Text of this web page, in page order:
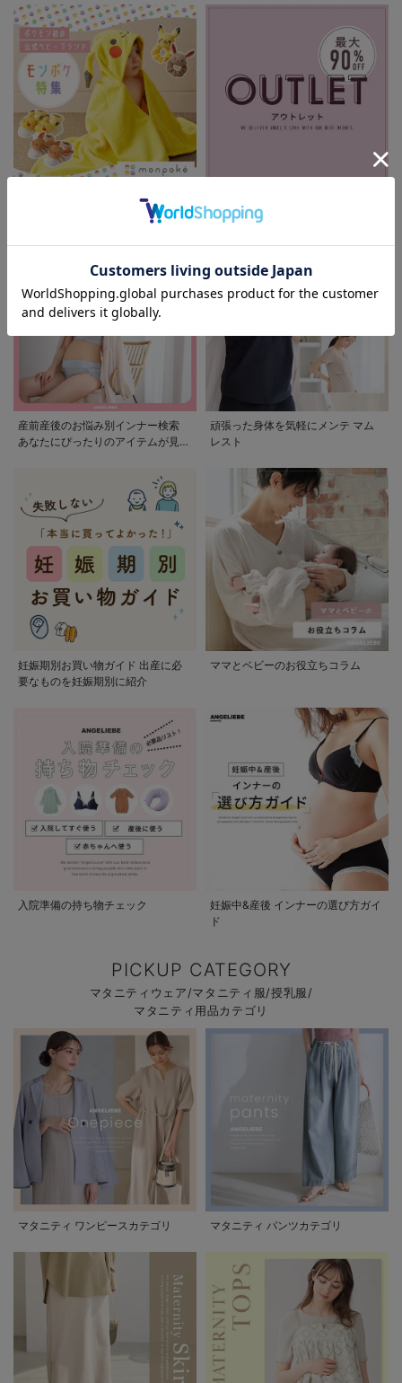
産前産後のお悩み別インナー検索
あなたにぴったりのアイテムが見つ
頑張った身体を気軽にメンテ マム
レスト
妊娠期別お買い物ガイド 出産に必
要なものを妊娠期別に紹介
ママとベビーのお役立ちコラム
入院準備の持ち物チェック
妊娠中&産後 インナーの選び方ガイ
ド
PICKUP CATEGORY
マタニティウェア/マタニティ服/授乳服/
マタニティ用品カテゴリ
マタニティ ワンピースカテゴリ マタニティ パンツカテゴリ